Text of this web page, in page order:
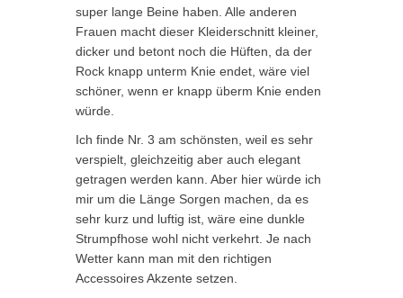
super lange Beine haben. Alle anderen
Frauen macht dieser Kleiderschnitt kleiner,
dicker und betont noch die Hüften, da der
Rock knapp unterm Knie endet, wäre viel
schöner, wenn er knapp überm Knie enden
würde.
Ich finde Nr. 3 am schönsten, weil es sehr
verspielt, gleichzeitig aber auch elegant
getragen werden kann. Aber hier würde ich
mir um die Länge Sorgen machen, da es
sehr kurz und luftig ist, wäre eine dunkle
Strumpfhose wohl nicht verkehrt. Je nach
Wetter kann man mit den richtigen
Accessoires Akzente setzen.